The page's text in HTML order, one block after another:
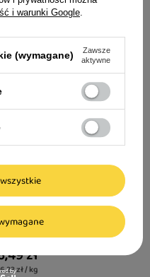
karma dla psa junior
z cielęciną puszka 400
zł
zł / kg
i warunki Google.
(wymagane)
Zawsze
aktywne